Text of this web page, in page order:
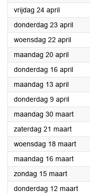
vrijdag 24 april2026
donderdag 23 april2026
woensdag 22 april2026
maandag 20 april2026
donderdag 16 april2026
maandag 13 april2026
donderdag 9 april2026
maandag 30 maart2026
zaterdag 21 maart2026
woensdag 18 maart2026
maandag 16 maart2026
zondag 15 maart2026
donderdag 12 maart2026